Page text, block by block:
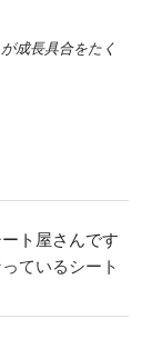
成長具合をたく
ト屋さんです
ているシート